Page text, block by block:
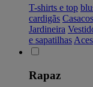
T-shirts e top
cardigãs
Jardineira
e sapatilhas
Rapaz